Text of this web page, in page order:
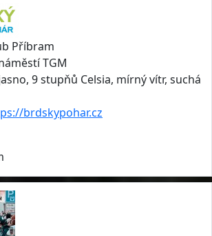
Příbram
TGM
9 stupňů Celsia, mírný vítr, suchá
brdskypohar.cz